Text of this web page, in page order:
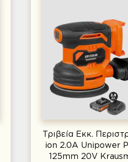
Τριβεία Εκκ.
ion 2.0A Unipower
125mm 20V